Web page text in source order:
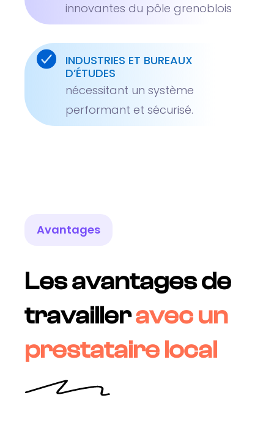
innovantes du pôle grenoblois
INDUSTRIES ET BUREAUX
D’ÉTUDES
nécessitant un système
performant et sécurisé.
Avantages
Les avantages de
travailleravec un
prestataire local